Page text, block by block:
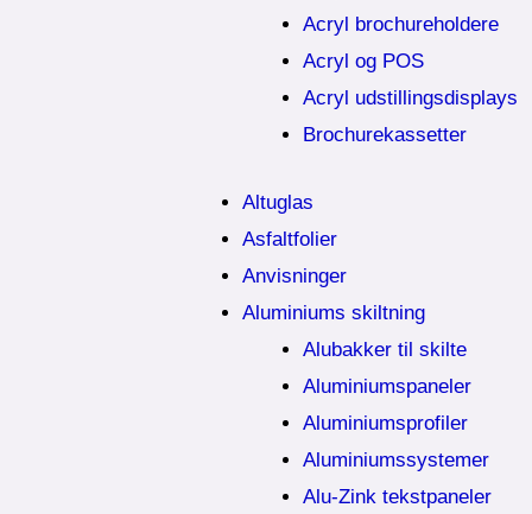
Acryl brochureholdere
Acryl og POS
Acryl udstillingsdisplays
Brochurekassetter
Altuglas
Asfaltfolier
Anvisninger
Aluminiums skiltning
Alubakker til skilte
Aluminiumspaneler
Aluminiumsprofiler
Aluminiumssystemer
Alu-Zink tekstpaneler